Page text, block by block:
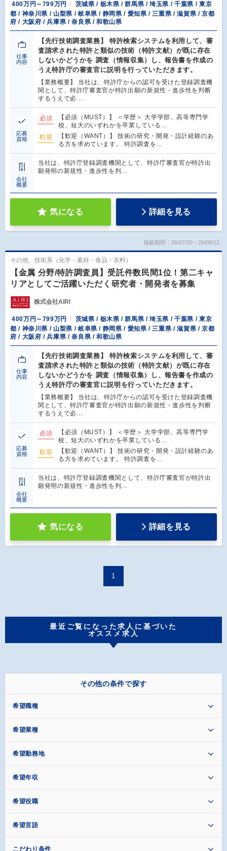
400万円～799万円
茨城県 / 栃木県 / 群馬県 / 埼玉県 / 千葉県 / 東京
都 / 神奈川県 / 山梨県 / 岐阜県 / 静岡県 / 愛知県 / 三重県 / 滋賀県 / 京都
府 / 大阪府 / 兵庫県 / 奈良県 / 和歌山県
仕事
内容
【先行技術調査業務】 特許検索システムを利用して、審
査請求された特許と類似の技術（特許文献）が既に存在
しないかどうかを 調査（情報収集）し、報告書を作成の
うえ特許庁の審査官に説明を行っていただきます。
【業務概要】 当社は、特許庁からの認可を受けた登録調査機
関として、特許庁審査官が特許出願の新規性・進歩性を判断
するうえで必…
応募
資格
必須
【必須（MUST）】 ＜学歴＞ 大学学部、高等専門学
校、短大のいずれかを卒業している…
歓迎
【歓迎（WANT）】 技術の研究・開発・設計経験のあ
る方を求めています。 特許調査を…
会社
概要
当社は、特許庁登録調査機関として、特許庁審査官が特許出
願発明の新規性・進歩性を判…
気になる 詳細を見る
掲載期間：26/07/30～26/08/12
その他、技術系（化学・素材・食品・衣料）
【金属 分野/特許調査員】受託件数民間1位！第二キャ
リアとしてご活躍いただく研究者・開発者を募集
株式会社AIRI
400万円～799万円
茨城県 / 栃木県 / 群馬県 / 埼玉県 / 千葉県 / 東京
都 / 神奈川県 / 山梨県 / 岐阜県 / 静岡県 / 愛知県 / 三重県 / 滋賀県 / 京都
府 / 大阪府 / 兵庫県 / 奈良県 / 和歌山県
仕事
内容
【先行技術調査業務】 特許検索システムを利用して、審
査請求された特許と類似の技術（特許文献）が既に存在
しないかどうかを 調査（情報収集）し、報告書を作成の
うえ特許庁の審査官に説明を行っていただきます。
【業務概要】 当社は、特許庁からの認可を受けた登録調査機
関として、特許庁審査官が特許出願の新規性・進歩性を判断
するうえで必…
応募
資格
必須
【必須（MUST）】 ＜学歴＞ 大学学部、高等専門学
校、短大のいずれかを卒業している…
歓迎
【歓迎（WANT）】 技術の研究・開発・設計経験のあ
る方を求めています。 特許調査を…
会社
概要
当社は、特許庁登録調査機関として、特許庁審査官が特許出
願発明の新規性・進歩性を判…
気になる 詳細を見る
1
最近ご覧になった求人に基づいた
オススメ求人
その他の条件で探す
希望職種
希望業種
希望勤務地
希望年収
希望役職
希望言語
こだわり条件